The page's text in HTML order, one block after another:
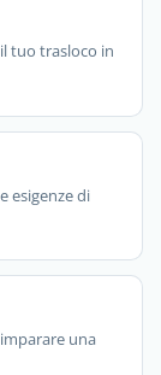
tuo trasloco in
esigenze di
una